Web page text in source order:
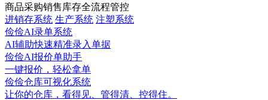
商品采购销售库存全流程管控
进销存系统 生产系统 注塑系统
俭俭AI录单系统
AI辅助快速精准录入单据
俭俭AI报价单助手
一键报价，轻松拿单
俭俭仓库可视化系统
让你的仓库，看得见、管得清、控得住。